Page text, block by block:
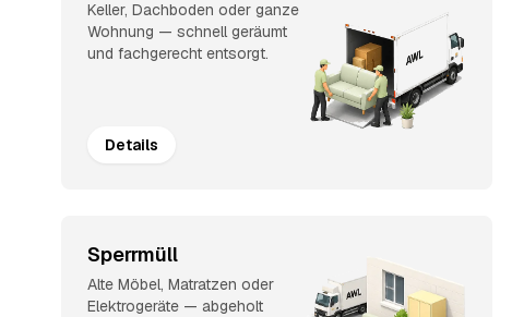
Keller, Dachboden oder ganze
Wohnung — schnell geräumt
und fachgerecht entsorgt.
Details
Sperrmüll
Alte Möbel, Matratzen oder
Elektrogeräte — abgeholt